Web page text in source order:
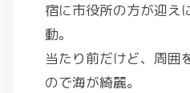
宿に市役所の方が迎え
動。
当たり前だけど、周囲
ので海が綺麗。